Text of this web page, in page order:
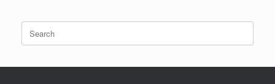
Search
for: